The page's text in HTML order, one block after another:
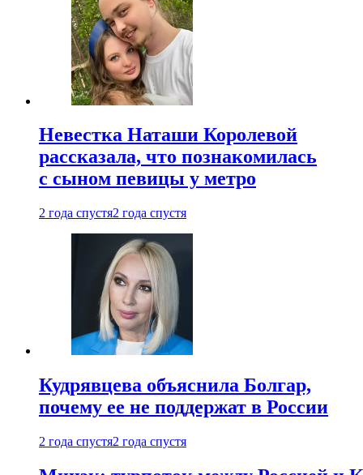
Невестка Наташи Королевой
рассказала, что познакомилась
с сыном певицы у метро
2 года спустя2 года спустя
Кудрявцева объяснила Болгар,
почему ее не поддержат в России
2 года спустя2 года спустя